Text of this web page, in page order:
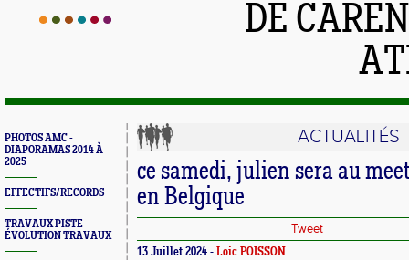
DE
PHOTOS AMC -
DIAPORAMAS 2014 À
2025
EFFECTIFS/RECORDS
TRAVAUX PISTE
ÉVOLUTION TRAVAUX
ACTUALITÉS
ce samedi, julien sera au
en Belgique
Tweet
13 Juillet 2024 - Loic POISSON